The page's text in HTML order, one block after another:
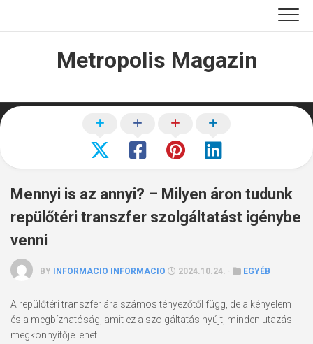
Metropolis Magazin
Mennyi is az annyi? – Milyen áron tudunk
repülőtéri transzfer szolgáltatást igénybe
venni
BY INFORMACIO INFORMACIO 2024.10.24. · EGYÉB
A repülőtéri transzfer ára számos tényezőtől függ, de a kényelem
és a megbízhatóság, amit ez a szolgáltatás nyújt, minden utazás
megkönnyítője lehet.